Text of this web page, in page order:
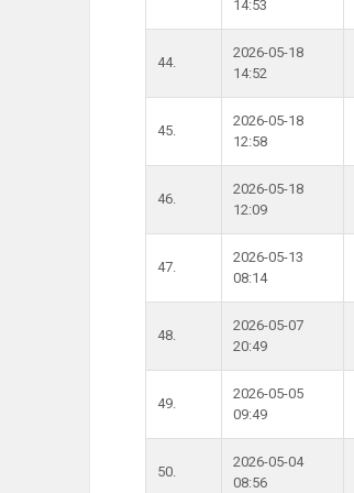
14:53
44.
2026-05-18
14:52
45.
2026-05-18
12:58
46.
2026-05-18
12:09
47.
2026-05-13
08:14
48.
2026-05-07
20:49
49.
2026-05-05
09:49
50.
2026-05-04
08:56